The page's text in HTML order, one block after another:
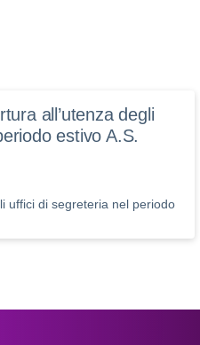
all’utenza degli
estivo A.S.
uffici di segreteria nel periodo